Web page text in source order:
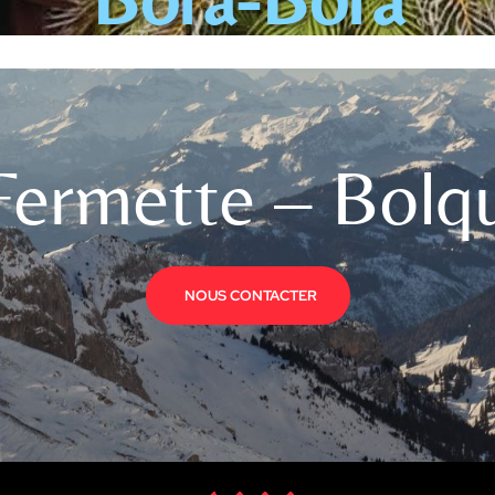
–
NOUS CONTACTER